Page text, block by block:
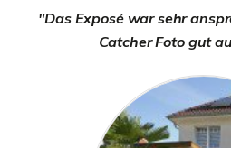
"Das Exposé war sehr
Catcher Foto gut